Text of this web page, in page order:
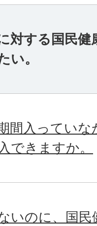
対する国民健
い。
間入ってい
できますか。
いのに、国民